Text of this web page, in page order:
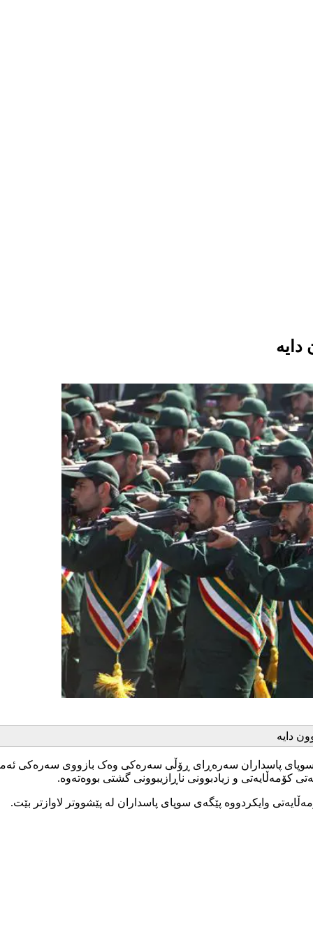
دایە
دایە
پاسداران سەرەڕای ڕۆڵی سەرەکی وەک بازووی سەرەکی
کۆمەڵایەتی و زیادبوونی ناڕازیبوونی گشتی بووەتەوە.
وایکردووە پێگەی سوپای پاسداران لە پێشووتر لاوازتر بێت.